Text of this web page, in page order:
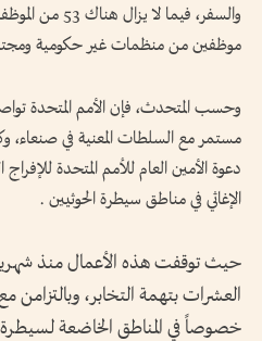
والسفر،
موظفين من منظمات غير حكومية
وحسب المتحدث، فإن الأمم المتحدة
مستمر مع السلطات المعنية في صنعاء،
دعوة الأمين العام للأمم المتحدة
الإغاثي في مناطق سيطرة الحوثيين .
حيث توقفت هذه الأعمال منذ
العشرات بتهمة التخابر،
خصوصاً في المناطق الخاضعة